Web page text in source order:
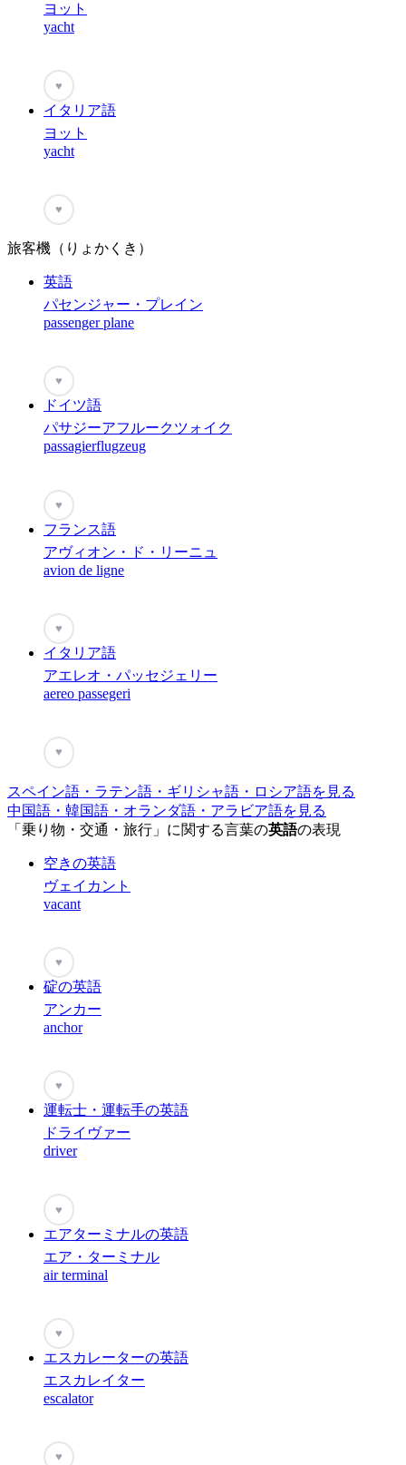
ヨット
yacht
♥
イタリア語
ヨット
yacht
♥
旅客機（りょかくき）
英語
パセンジャー・プレイン
passenger plane
♥
ドイツ語
パサジーアフルークツォイク
passagierflugzeug
♥
フランス語
アヴィオン・ド・リーニュ
avion de ligne
♥
イタリア語
アエレオ・パッセジェリー
aereo passegeri
♥
スペイン語・ラテン語・ギリシャ語・ロシア語を見る
中国語・韓国語・オランダ語・アラビア語を見る
「乗り物・交通・旅行」に関する言葉の英語の表現
空きの英語
ヴェイカント
vacant
♥
碇の英語
アンカー
anchor
♥
運転士・運転手の英語
ドライヴァー
driver
♥
エアターミナルの英語
エア・ターミナル
air terminal
♥
エスカレーターの英語
エスカレイター
escalator
♥